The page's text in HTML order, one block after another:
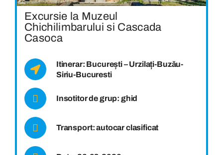
Excursie la Muzeul
Chichilimbarului si Cascada
Casoca
Itinerar: București – Urzilați-Buzău-
Siriu-Bucuresti
Insotitor de grup: ghid
Transport: autocar clasificat